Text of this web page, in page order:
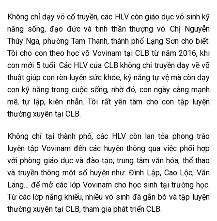
Không chỉ dạy võ cổ truyền, các HLV còn giáo dục võ sinh kỹ
năng sống, đạo đức và tinh thần thượng võ. Chị Nguyễn
Thúy Nga, phường Tam Thanh, thành phố Lạng Sơn cho biết:
Tôi cho con theo học võ Vovinam tại CLB từ năm 2016, khi
con mới 5 tuổi. Các HLV của CLB không chỉ truyền dạy về võ
thuật giúp con rèn luyện sức khỏe, kỹ năng tự vệ mà còn dạy
con kỹ năng trong cuộc sống, nhờ đó, con ngày càng mạnh
mẽ, tự lập, kiên nhẫn. Tôi rất yên tâm cho con tập luyện
thường xuyên tại CLB.
Không chỉ tại thành phố, các HLV còn lan tỏa phong trào
luyện tập Vovinam đến các huyện thông qua việc phối hợp
với phòng giáo dục và đào tạo; trung tâm văn hóa, thể thao
và truyền thông một số huyện như: Đình Lập, Cao Lộc, Văn
Lãng… để mở các lớp Vovinam cho học sinh tại trường học.
Từ các lớp năng khiếu, nhiều võ sinh đã gắn bó và tập luyện
thường xuyên tại CLB, tham gia phát triển CLB.